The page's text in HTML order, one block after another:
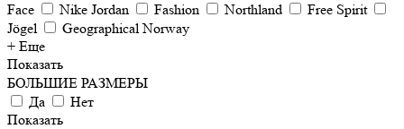
Face
Nike Jordan Fashion Northland
Free Spirit
Jögel
Geographical Norway
+ Еще
Показать
БОЛЬШИЕ РАЗМЕРЫ
Да
Нет
Показать